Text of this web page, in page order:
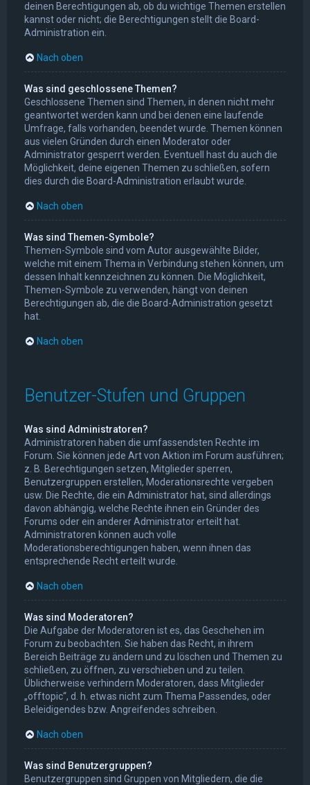
deinen Berechtigungen ab, ob du wichtige Themen erstellen
kannst oder nicht; die Berechtigungen stellt die Board-
Administration ein.
Nach oben
Was sind geschlossene Themen?
Geschlossene Themen sind Themen, in denen nicht mehr
geantwortet werden kann und bei denen eine laufende
Umfrage, falls vorhanden, beendet wurde. Themen können
aus vielen Gründen durch einen Moderator oder
Administrator gesperrt werden. Eventuell hast du auch die
Möglichkeit, deine eigenen Themen zu schließen, sofern
dies durch die Board-Administration erlaubt wurde.
Nach oben
Was sind Themen-Symbole?
Themen-Symbole sind vom Autor ausgewählte Bilder,
welche mit einem Thema in Verbindung stehen können, um
dessen Inhalt kennzeichnen zu können. Die Möglichkeit,
Themen-Symbole zu verwenden, hängt von deinen
Berechtigungen ab, die die Board-Administration gesetzt
hat.
Nach oben
Benutzer-Stufen und Gruppen
Was sind Administratoren?
Administratoren haben die umfassendsten Rechte im
Forum. Sie können jede Art von Aktion im Forum ausführen;
z. B. Berechtigungen setzen, Mitglieder sperren,
Benutzergruppen erstellen, Moderationsrechte vergeben
usw. Die Rechte, die ein Administrator hat, sind allerdings
davon abhängig, welche Rechte ihnen ein Gründer des
Forums oder ein anderer Administrator erteilt hat.
Administratoren können auch volle
Moderationsberechtigungen haben, wenn ihnen das
entsprechende Recht erteilt wurde.
Nach oben
Was sind Moderatoren?
Die Aufgabe der Moderatoren ist es, das Geschehen im
Forum zu beobachten. Sie haben das Recht, in ihrem
Bereich Beiträge zu ändern und zu löschen und Themen zu
schließen, zu öffnen, zu verschieben und zu teilen.
Üblicherweise verhindern Moderatoren, dass Mitglieder
„offtopic“, d. h. etwas nicht zum Thema Passendes, oder
Beleidigendes bzw. Angreifendes schreiben.
Nach oben
Was sind Benutzergruppen?
Benutzergruppen sind Gruppen von Mitgliedern, die die